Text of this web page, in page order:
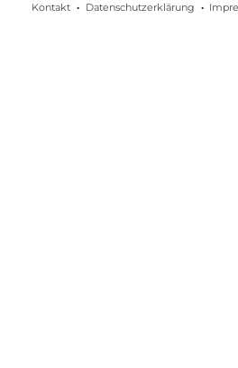
Kontakt Datenschutzerklärung